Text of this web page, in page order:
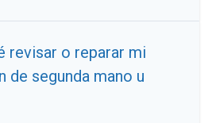
revisar o reparar mi
de segunda mano u